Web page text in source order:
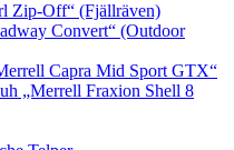
Zip-Off“ (Fjällräven)
Convert“ (Outdoor
Capra Mid Sport GTX“
„Merrell Fraxion Shell 8